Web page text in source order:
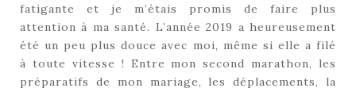
fatigante et je m’étais promis de faire plus
attention à ma santé. L’année 2019 a heureusement
été un peu plus douce avec moi, même si elle a filé
à toute vitesse ! Entre mon second marathon, les
préparatifs de mon mariage, les déplacements, la